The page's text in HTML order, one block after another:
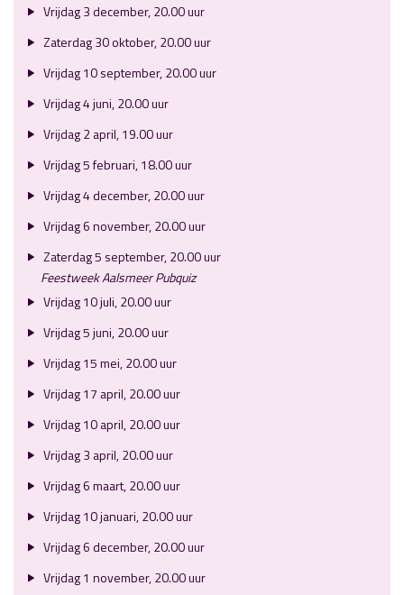
Vrijdag 3 december, 20.00 uur
Zaterdag 30 oktober, 20.00 uur
Vrijdag 10 september, 20.00 uur
Vrijdag 4 juni, 20.00 uur
Vrijdag 2 april, 19.00 uur
Vrijdag 5 februari, 18.00 uur
Vrijdag 4 december, 20.00 uur
Vrijdag 6 november, 20.00 uur
Zaterdag 5 september, 20.00 uur
Feestweek Aalsmeer Pubquiz
Vrijdag 10 juli, 20.00 uur
Vrijdag 5 juni, 20.00 uur
Vrijdag 15 mei, 20.00 uur
Vrijdag 17 april, 20.00 uur
Vrijdag 10 april, 20.00 uur
Vrijdag 3 april, 20.00 uur
Vrijdag 6 maart, 20.00 uur
Vrijdag 10 januari, 20.00 uur
Vrijdag 6 december, 20.00 uur
Vrijdag 1 november, 20.00 uur